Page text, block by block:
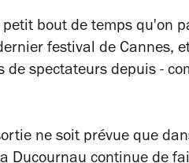
bout de temps qu'on
festival de Cannes,
de spectateurs depuis -
ne soit prévue que
Ducournau continue de